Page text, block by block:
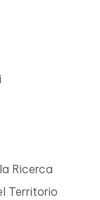
Ricerca
Territorio